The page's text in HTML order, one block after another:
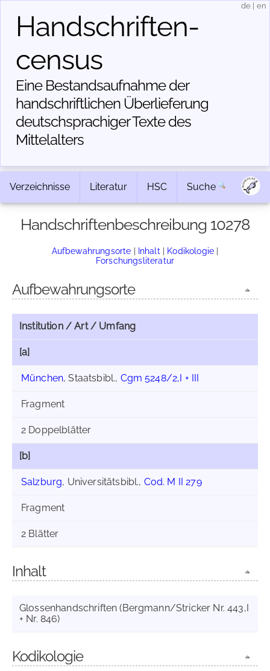
Handschriften­
census
Eine Bestandsaufnahme der
handschriftlichen Über­lieferung
deutschsprachiger Texte des
Mittelalters
de en
Verzeichnisse Literatur HSC Suche
Handschriftenbeschreibung 10278
Aufbewahrungsorte | Inhalt | Kodikologie |
Forschungsliteratur
Aufbewahrungsorte
Institution / Art / Umfang
[a]
München, Staatsbibl., Cgm 5248/2,I + III
Fragment
2 Doppelblätter
[b]
Salzburg, Universitätsbibl., Cod. M II 279
Fragment
2 Blätter
Inhalt
Glossenhandschriften (Bergmann/Stricker Nr. 443,I
+ Nr. 846)
Kodikologie